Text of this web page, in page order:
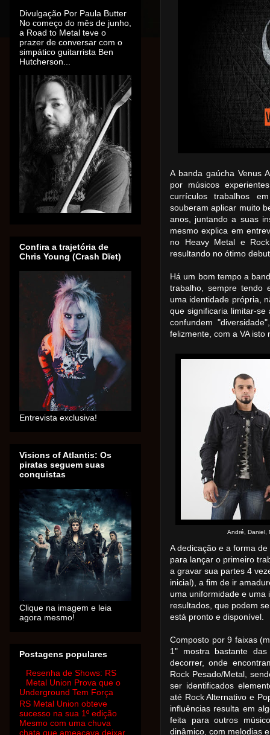
A banda gaúcha Venus
por músicos
currículos trabalhos
souberam aplicar muito
anos, juntando a suas
mesmo explica em
no Heavy Metal e
resultando no ótimo
Há um bom tempo a
trabalho, sempre tendo
uma identidade própria,
que significaria limitar-se
confundem
felizmente, com a VA isto
André, Daniel,
A dedicação e a forma
para lançar o primeiro
a gravar sua partes 4
inicial), a fim de ir
uma uniformidade e uma
resultados, que podem
está pronto e disponível.
Composto por 9 faixas
1" mostra bastante
decorrer, onde
Rock Pesado/Metal,
ser identificados
até Rock Alternativo e
influências resulta em
feita para outros
dinâmico, com melodias
Divulgação Por Paula Butter
No começo do mês de junho,
a Road to Metal teve o
prazer de conversar com o
simpático guitarrista Ben
Hutcherson...
Confira a trajetória de
Chris Young (Crash Dïet)
Entrevista exclusiva!
Visions of Atlantis: Os
piratas seguem suas
conquistas
Clique na imagem e leia
agora mesmo!
Postagens populares
Resenha de Shows: RS
Metal Union Prova que o
Underground Tem Força
RS Metal Union obteve
sucesso na sua 1º edição
Mesmo com uma chuva
chata que ameaçava deixar